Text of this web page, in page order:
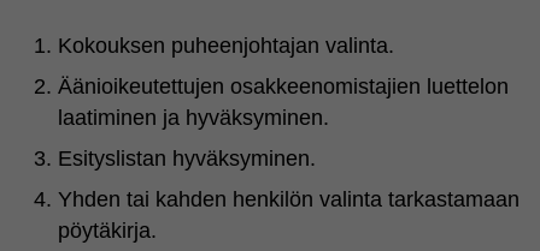
Kokouksen puheenjohtajan valinta.
Äänioikeutettujen osakkeenomistajien luettelon
laatiminen ja hyväksyminen.
Esityslistan hyväksyminen.
Yhden tai kahden henkilön valinta tarkastamaan
pöytäkirja.